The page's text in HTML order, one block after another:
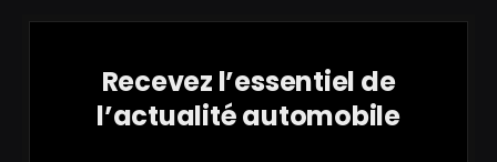
Recevez l’essentiel de
l’actualité automobile